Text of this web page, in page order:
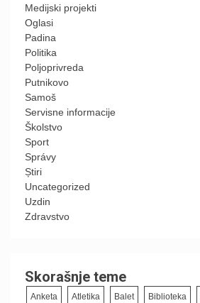
Medijski projekti
Oglasi
Padina
Politika
Poljoprivreda
Putnikovo
Samoš
Servisne informacije
Školstvo
Sport
Správy
Știri
Uncategorized
Uzdin
Zdravstvo
Skorašnje teme
Anketa Atletika Balet Biblioteka